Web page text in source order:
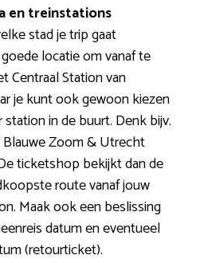
en treinstations
stad je trip gaat
locatie om vanaf te
Centraal Station van
je kunt ook gewoon kiezen
in de buurt. Denk bijv.
Blauwe Zoom & Utrecht
ticketshop bekijkt dan de
route vanaf jouw
Maak ook een beslissing
datum en eventueel
(retourticket).